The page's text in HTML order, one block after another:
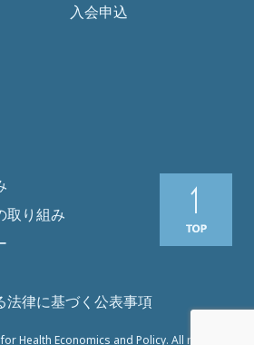
入会申込
取り組み
法律に基づく公表事項
Health Economics and Policy. All rights